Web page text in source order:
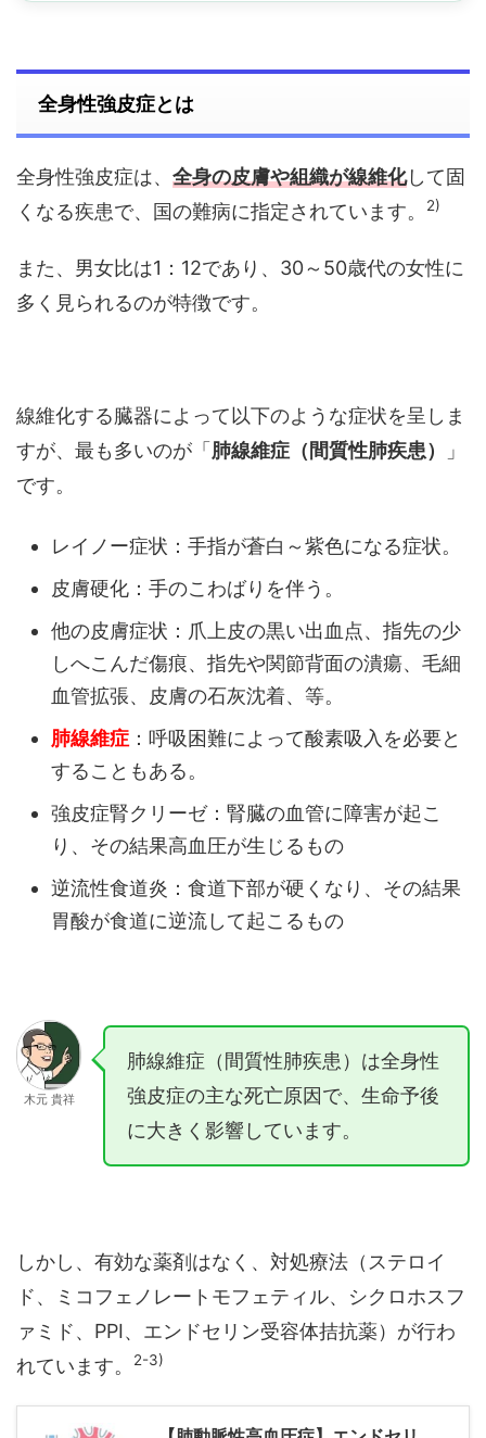
全身性強皮症とは
全身性強皮症は、 全身の皮膚や組織が線維化して固
くなる疾患で、国の難病に指定されています。
2)
また、男女比は1：12であり、30～50歳代の女性に
多く見られるのが特徴です。
線維化する臓器によって以下のような症状を呈しま
すが、最も多いのが「 肺線維症（間質性肺疾患）
」
です。
レイノー症状：手指が蒼白～紫色になる症状。
皮膚硬化：手のこわばりを伴う。
他の皮膚症状：爪上皮の黒い出血点、指先の少
しへこんだ傷痕、指先や関節背面の潰瘍、毛細
血管拡張、皮膚の石灰沈着、等。
肺線維症 ：呼吸困難によって酸素吸入を必要と
することもある。
強皮症腎クリーゼ：腎臓の血管に障害が起こ
り、その結果高血圧が生じるもの
逆流性食道炎：食道下部が硬くなり、その結果
胃酸が食道に逆流して起こるもの
木元 貴祥
肺線維症（間質性肺疾患）は全身性
強皮症の主な死亡原因で、生命予後
に大きく影響しています。
しかし、有効な薬剤はなく、対処療法（ステロイ
ド、ミコフェノレートモフェティル、シクロホスフ
ァミド、PPI、エンドセリン受容体拮抗薬）が行わ
れています。
2-3)